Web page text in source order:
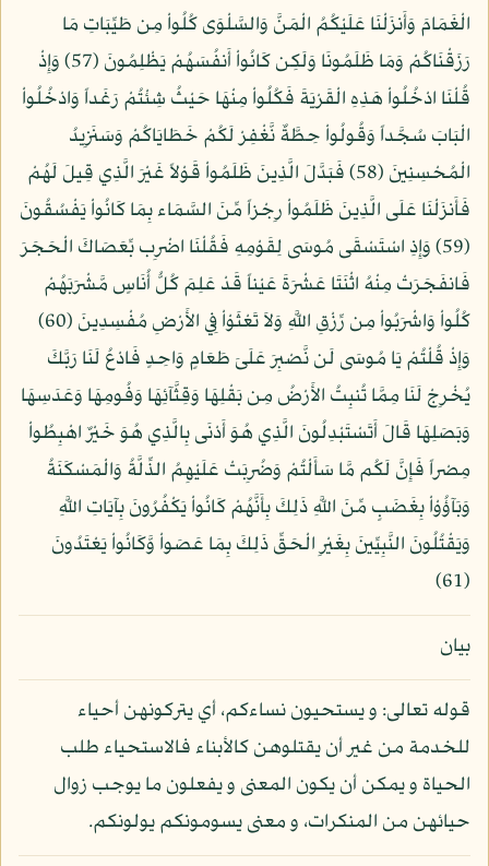
الْغَمَامَ وَأَنزَلْنَا عَلَيْكُمُ الْمَنَّ وَالسَّلْوَى كُلُواْ مِن طَيِّبَاتِ مَا
رَزَقْنَاكُمْ وَمَا ظَلَمُونَا وَلَكِن كَانُواْ أَنفُسَهُمْ يَظْلِمُونَ (57) وَإِذْ
قُلْنَا ادْخُلُواْ هَذِهِ الْقَرْيَةَ فَكُلُواْ مِنْهَا حَيْثُ شِئْتُمْ رَغَداً وَادْخُلُواْ
الْبَابَ سُجَّداً وَقُولُواْ حِطَّةٌ نَّغْفِرْ لَكُمْ خَطَايَاكُمْ وَسَنَزِيدُ
الْمُحْسِنِينَ (58) فَبَدَّلَ الَّذِينَ ظَلَمُواْ قَوْلاً غَيْرَ الَّذِي قِيلَ لَهُمْ
فَأَنزَلْنَا عَلَى الَّذِينَ ظَلَمُواْ رِجْزاً مِّنَ السَّمَاء بِمَا كَانُواْ يَفْسُقُونَ
(59) وَإِذِ اسْتَسْقَى مُوسَى لِقَوْمِهِ فَقُلْنَا اضْرِب بِّعَصَاكَ الْحَجَرَ
فَانفَجَرَتْ مِنْهُ اثْنَتَا عَشْرَةَ عَيْناً قَدْ عَلِمَ كُلُّ أُنَاسٍ مَّشْرَبَهُمْ
كُلُواْ وَاشْرَبُواْ مِن رِّزْقِ اللَّهِ وَلاَ تَعْثَوْاْ فِي الأَرْضِ مُفْسِدِينَ (60)
وَإِذْ قُلْتُمْ يَا مُوسَى لَن نَّصْبِرَ عَلَىَ طَعَامٍ وَاحِدٍ فَادْعُ لَنَا رَبَّكَ
يُخْرِجْ لَنَا مِمَّا تُنبِتُ الأَرْضُ مِن بَقْلِهَا وَقِثَّآئِهَا وَفُومِهَا وَعَدَسِهَا
وَبَصَلِهَا قَالَ أَتَسْتَبْدِلُونَ الَّذِي هُوَ أَدْنَى بِالَّذِي هُوَ خَيْرٌ اهْبِطُواْ
مِصْراً فَإِنَّ لَكُم مَّا سَأَلْتُمْ وَضُرِبَتْ عَلَيْهِمُ الذِّلَّةُ وَالْمَسْكَنَةُ
وَبَآؤُوْاْ بِغَضَبٍ مِّنَ اللَّهِ ذَلِكَ بِأَنَّهُمْ كَانُواْ يَكْفُرُونَ بِآيَاتِ اللَّهِ
وَيَقْتُلُونَ النَّبِيِّينَ بِغَيْرِ الْحَقِّ ذَلِكَ بِمَا عَصَواْ وَّكَانُواْ يَعْتَدُونَ
(61)
بيان
قوله تعالى: و يستحيون نساءكم، أي يتركونهن أحياء
للخدمة من غير أن يقتلوهن كالأبناء فالاستحياء طلب
الحياة و يمكن أن يكون المعنى و يفعلون ما يوجب زوال
حيائهن من المنكرات، و معنى يسومونكم يولونكم.